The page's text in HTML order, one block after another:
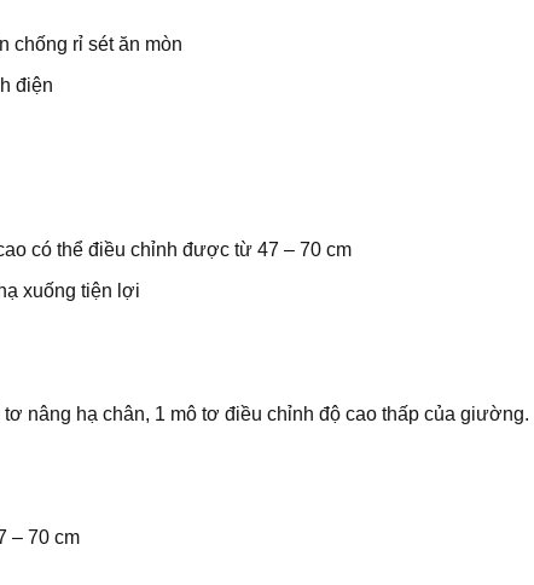
chống rỉ sét ăn mòn
điện
có thể điều chỉnh được từ 47 – 70 cm
xuống tiện lợi
nâng hạ chân, 1 mô tơ điều chỉnh độ cao thấp của giường.
– 70 cm